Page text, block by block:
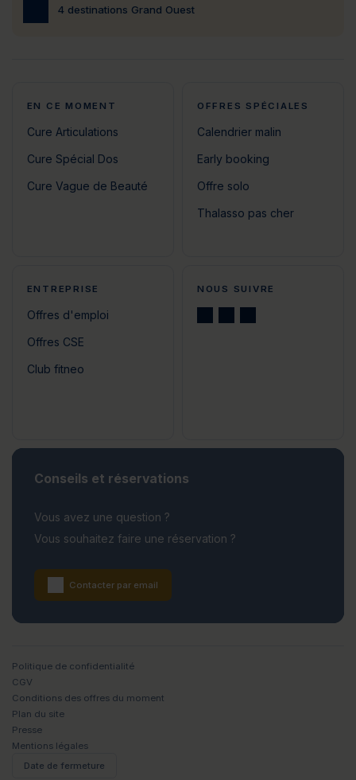
4 destinations Grand Ouest
EN CE MOMENT
Cure Articulations
Cure Spécial Dos
Cure Vague de Beauté
OFFRES SPÉCIALES
Calendrier malin
Early booking
Offre solo
Thalasso pas cher
ENTREPRISE
Offres d'emploi
Offres CSE
Club fitneo
NOUS SUIVRE
Conseils et réservations
Vous avez une question ?
Vous souhaitez faire une réservation ?
Contacter par email
Politique de confidentialité
CGV
Conditions des offres du moment
Plan du site
Presse
Mentions légales
Date de fermeture